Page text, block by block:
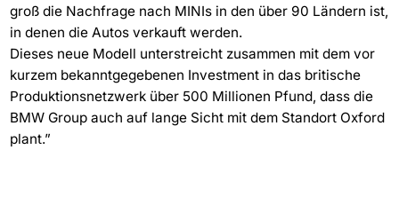
groß die Nachfrage nach MINIs in den über 90 Ländern ist,
in denen die Autos verkauft werden.
Dieses neue Modell unterstreicht zusammen mit dem vor
kurzem bekanntgegebenen Investment in das britische
Produktionsnetzwerk über 500 Millionen Pfund, dass die
BMW Group auch auf lange Sicht mit dem Standort Oxford
plant.”